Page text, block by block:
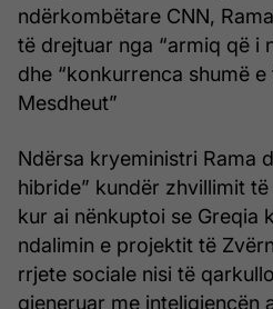
ndërkombëtare CNN,
të drejtuar nga “armiq që i
dhe “konkurrenca shumë
Mesdheut”
Ndërsa kryeministri Rama
hibride” kundër zhvillimit
kur ai nënkuptoi se Greqia
ndalimin e projektit të
rrjete sociale nisi të
gjeneruar me inteligjencën